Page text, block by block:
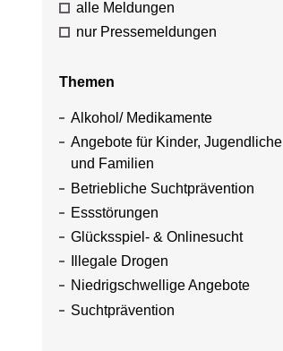
alle Meldungen
nur Pressemeldungen
Themen
Alkohol/ Medikamente
Angebote für Kinder, Jugendliche
und Familien
Betriebliche Suchtprävention
Essstörungen
Glücksspiel- & Onlinesucht
Illegale Drogen
Niedrigschwellige Angebote
Suchtprävention